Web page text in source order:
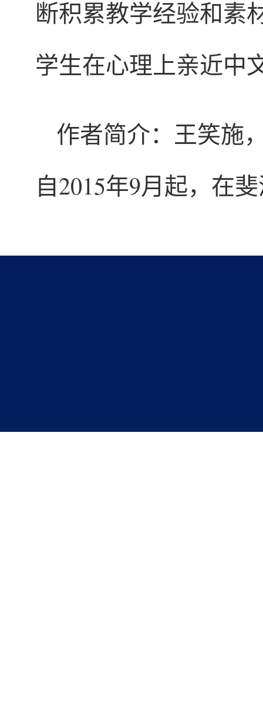
断积累教学经验和素
学生在心理上亲近中
作者简介：王笑施
自2015年9月起，在